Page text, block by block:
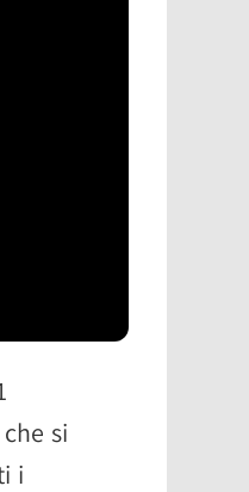
si
i